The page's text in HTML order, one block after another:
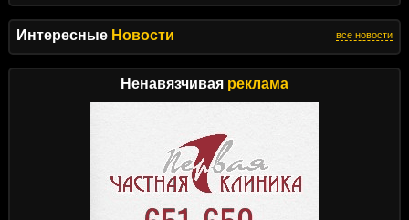
Интересные Новости все новости
Ненавязчивая реклама